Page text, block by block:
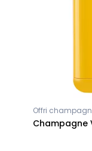
Offri
Champagne